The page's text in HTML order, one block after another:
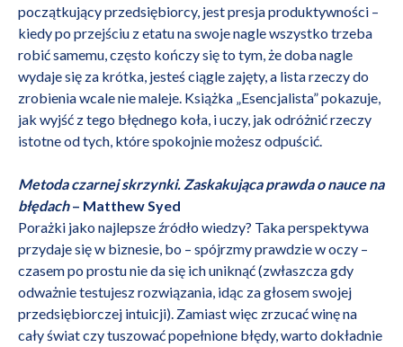
początkujący przedsiębiorcy, jest presja produktywności –
kiedy po przejściu z etatu na swoje nagle wszystko trzeba
robić samemu, często kończy się to tym, że doba nagle
wydaje się za krótka, jesteś ciągle zajęty, a lista rzeczy do
zrobienia wcale nie maleje. Książka „Esencjalista” pokazuje,
jak wyjść z tego błędnego koła, i uczy, jak odróżnić rzeczy
istotne od tych, które spokojnie możesz odpuścić.
Metoda czarnej skrzynki. Zaskakująca prawda o nauce na
błędach– Matthew Syed
Porażki jako najlepsze źródło wiedzy? Taka perspektywa
przydaje się w biznesie, bo – spójrzmy prawdzie w oczy –
czasem po prostu nie da się ich uniknąć (zwłaszcza gdy
odważnie testujesz rozwiązania, idąc za głosem swojej
przedsiębiorczej intuicji). Zamiast więc zrzucać winę na
cały świat czy tuszować popełnione błędy, warto dokładnie